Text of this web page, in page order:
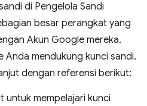
di Pengelola Sandi
besar perangkat yang
Akun Google mereka.
Anda mendukung kunci sandi.
dengan referensi berikut:
untuk mempelajari kunci